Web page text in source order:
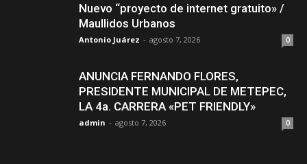
Nuevo “proyecto de internet gratuito» /
Maullidos Urbanos
Antonio Juárez - agosto 7, 2026 0
ANUNCIA FERNANDO FLORES,
PRESIDENTE MUNICIPAL DE METEPEC,
LA 4a. CARRERA «PET FRIENDLY»
admin - agosto 7, 2026 0